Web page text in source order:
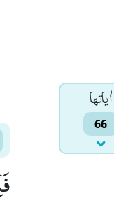
اٰياتها
66